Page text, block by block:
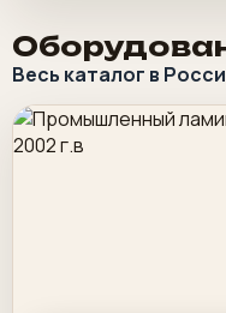
Весь каталог в